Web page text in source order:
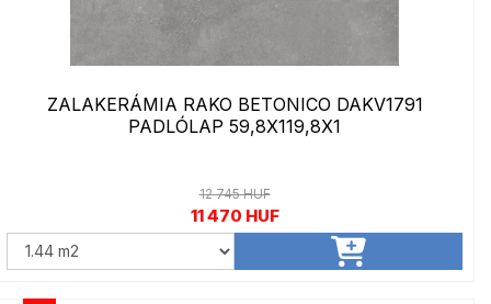
ZALAKERÁMIA RAKO BETONICO DAKV1791
PADLÓLAP 59,8X119,8X1
12 745 HUF
11 470 HUF